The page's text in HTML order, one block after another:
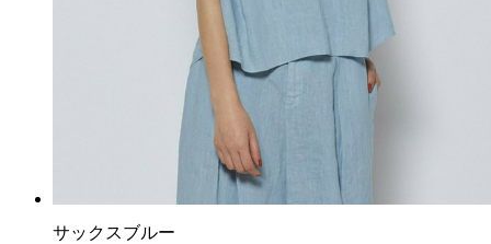
サックスブルー